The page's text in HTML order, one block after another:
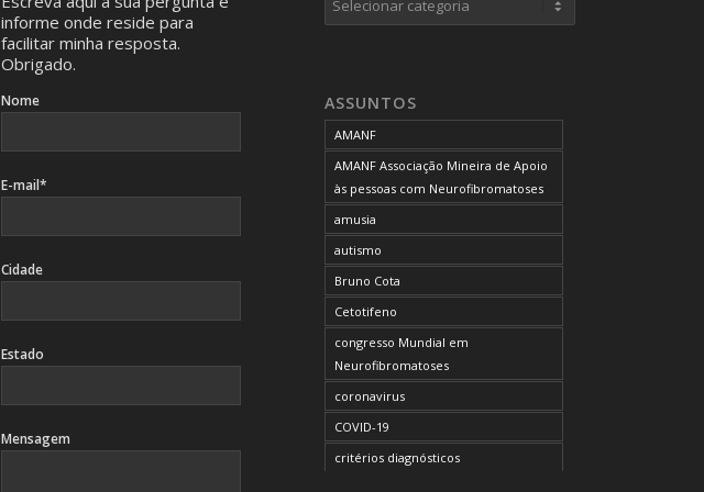
neurofibromas cutâneos
neurofibromatose do tipo 2
neurofibromatoses
OCUPAÇÃO DO BLOG
onde tratar
problemas comportamentais
reunião mensal da AMANF
selumetinibe
Sem categoria
SUS
TDAH
tratamento
informe onde reside para
facilitar minha resposta.
Obrigado.
Nome
E-mail*
Cidade
Estado
Mensagem
ASSUNTOS
AMANF
AMANF Associação Mineira de Apoio
às pessoas com Neurofibromatoses
amusia
autismo
Bruno Cota
Cetotifeno
congresso Mundial em
Neurofibromatoses
coronavirus
COVID-19
critérios diagnósticos